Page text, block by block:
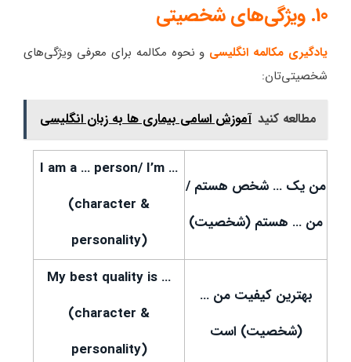
10. ویژگی‌های شخصیتی
یادگیری مکالمه انگلیسی و نحوه مکالمه برای معرفی ویژگی‌های
شخصیتی‌تان:
مطالعه کنید آموزش اسامی بیماری ها به زبان انگلیسی
من یک … شخص هستم /
من … هستم (شخصیت)
I am a … person/ I’m …
(character &
personality)
بهترین کیفیت من …
(شخصیت) است
My best quality is …
(character &
personality)